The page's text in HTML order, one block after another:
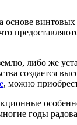
либо же
создается
, можно
годы